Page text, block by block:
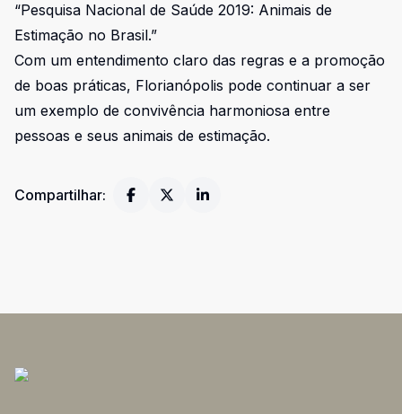
“Pesquisa Nacional de Saúde 2019: Animais de
Estimação no Brasil.”
Com um entendimento claro das regras e a promoção
de boas práticas, Florianópolis pode continuar a ser
um exemplo de convivência harmoniosa entre
pessoas e seus animais de estimação.
Compartilhar: